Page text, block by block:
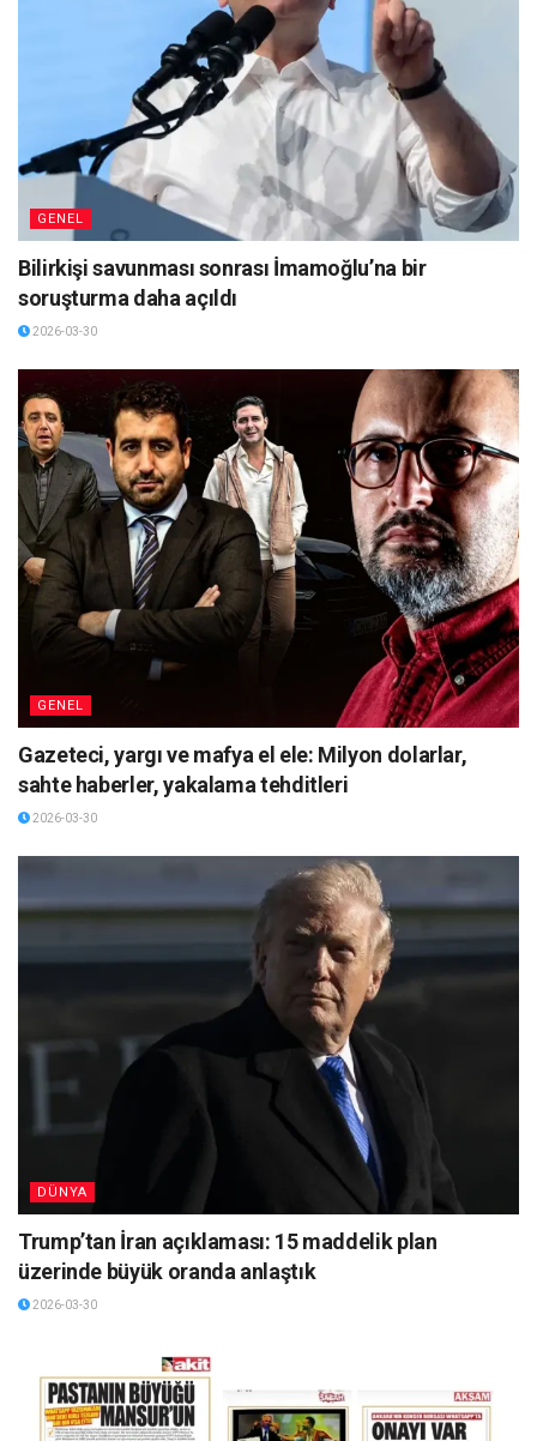
GENEL
Bilirkişi savunması sonrası İmamoğlu’na bir
soruşturma daha açıldı
2026-03-30
GENEL
Gazeteci, yargı ve mafya el ele: Milyon dolarlar,
sahte haberler, yakalama tehditleri
2026-03-30
DÜNYA
Trump’tan İran açıklaması: 15 maddelik plan
üzerinde büyük oranda anlaştık
2026-03-30